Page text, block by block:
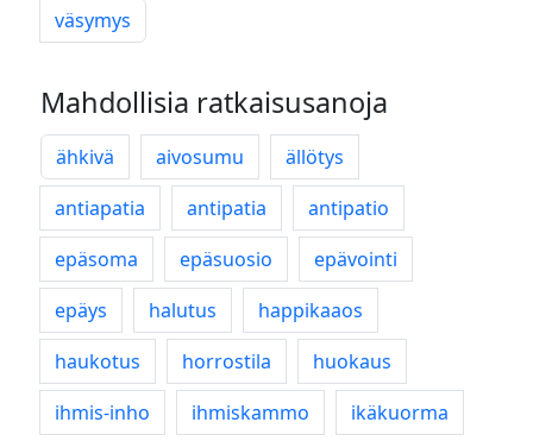
väsymys
Mahdollisia ratkaisusanoja
ähkivä aivosumu
ällötys
antiapatia
antipatia
antipatio
epäsoma
epäsuosio
epävointi
epäys
halutus
happikaaos
haukotus
horrostila
huokaus
ihmis-inho
ihmiskammo
ikäkuorma